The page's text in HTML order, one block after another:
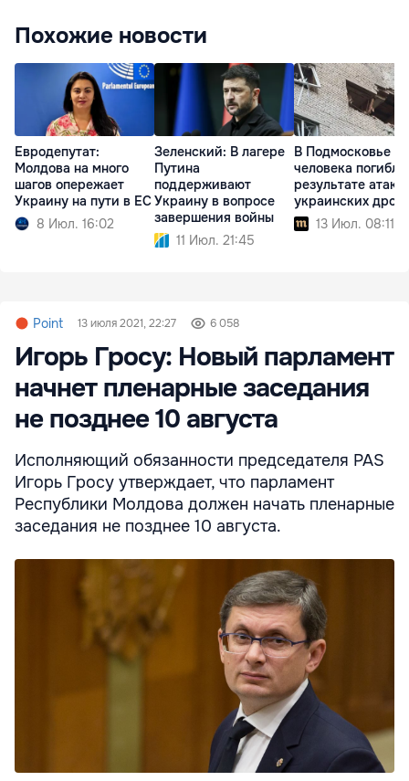
Похожие новости
Евродепутат:
Молдова на много
шагов опережает
Украину на пути в ЕС
8 Июл. 16:02
Зеленский: В лагере
Путина
поддерживают
Украину в вопросе
завершения войны
11 Июл. 21:45
В Подмосковье
человека
результате атаки
украинских
13 Июл. 08:11
Point 13 июля 2021, 22:27 6 058
Игорь Гросу: Новый парламент
начнет пленарные заседания
не позднее 10 августа
Исполняющий обязанности председателя PAS
Игорь Гросу утверждает, что парламент
Республики Молдова должен начать пленарные
заседания не позднее 10 августа.